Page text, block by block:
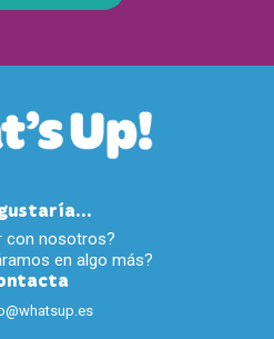
con nosotros?
en algo más?